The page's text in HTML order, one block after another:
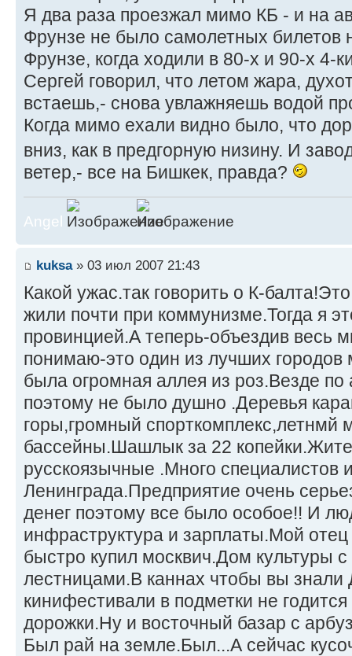
Я два раза проезжал мимо КБ - и на
Фрунзе не было самолетных билетов
Фрунзе, когда ходили в 80-х и 90-х 4-
Сергей говорил, что летом жара,
встаешь,- снова увлажняешь водой
Когда мимо ехали видно было, что
вниз, как в предгорную низину. И
ветер,- все на Бишкек, правда?
Angel
kuksa» 03 июл 2007 21:43
Какой ужас.так говорить о К-
жили почти при коммунизме.Тогда я
провинцией.А теперь-объездив весь
понимаю-это один из лучших городов
была огромная аллея из роз.Везде
поэтому не было душно .Деревья
горы,громный спорткомплекс,летнмй
бассейны.Шашлык за 22
русскоязычные .Много специалистов
Ленинграда.Предприятие очень
денег поэтому все было особое!! И
инфраструктура и зарплаты.Мой
быстро купил москвич.Дом культуры
лестницами.В каннах чтобы вы знали
кинифестивали в подметки не
дорожки.Ну и восточный базар с
Был рай на земле.Был...А сейчас